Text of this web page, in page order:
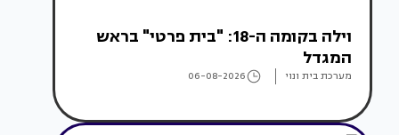
וילה בקומה ה-18: "בית פרטי" בראש
המגדל
מערכת בית ונוי 06-08-2026